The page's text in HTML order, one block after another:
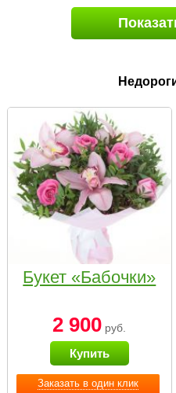
Заказать в один клик
Букет «Бабочки»
2 900 руб.
Купить